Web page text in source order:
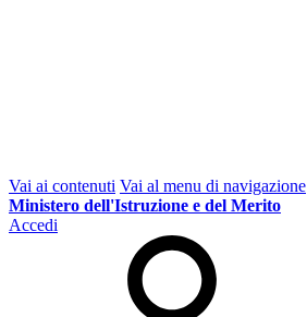
Vai ai contenuti Vai al menu di navigazione
Ministero dell'Istruzione e del Merito
Accedi